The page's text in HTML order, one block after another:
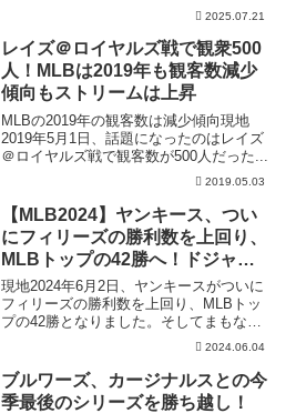
2025.07.21
レイズ＠ロイヤルズ戦で観衆500
人！MLBは2019年も観客数減少
傾向もストリームは上昇
MLBの2019年の観客数は減少傾向現地
2019年5月1日、話題になったのはレイズ
＠ロイヤルズ戦で観客数が500人だった...
2019.05.03
【MLB2024】ヤンキース、つい
にフィリーズの勝利数を上回り、
MLBトップの42勝へ！ドジャー
ス戦近し！
現地2024年6月2日、ヤンキースがついに
フィリーズの勝利数を上回り、MLBトッ
プの42勝となりました。そしてまもなく
2024.06.04
ブルワーズ、カージナルスとの今
季最後のシリーズを勝ち越し！